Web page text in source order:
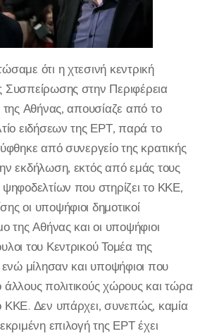
ότι η χτεσινή κεντρική
Συσπείρωσης στην Περιφέρεια
της Αθήνας, απουσίαζε από το
ειδήσεων της ΕΡΤ, παρά το
από συνεργείο της κρατικής
εκδήλωση, εκτός από εμάς τους
που στηρίζει το ΚΚΕ,
οι υποψήφιοι δημοτικοί
της Αθήνας και οι υποψήφιοι
του Κεντρικού Τομέα της
ενώ μίλησαν και υποψήφιοι που
πολιτικούς χώρους και τώρα
ΚΚΕ. Δεν υπάρχει, συνεπώς, καμία
επιλογή της ΕΡΤ έχει